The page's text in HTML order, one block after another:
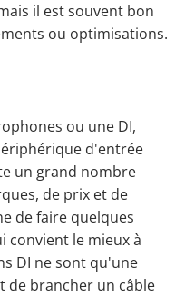
il est souvent bon
ou optimisations.
ou une DI,
d'entrée
un grand nombre
de prix et de
de faire quelques
convient le mieux à
DI ne sont qu'une
de brancher un câble